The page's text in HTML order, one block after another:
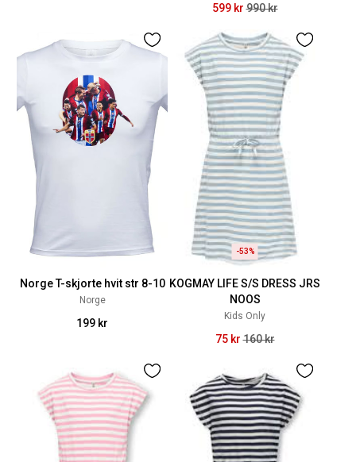
599 kr 990 kr
Norge T-skjorte hvit str 8-10
Norge
199 kr
-53%
KOGMAY LIFE S/S DRESS JRS
NOOS
Kids Only
75 kr 160 kr